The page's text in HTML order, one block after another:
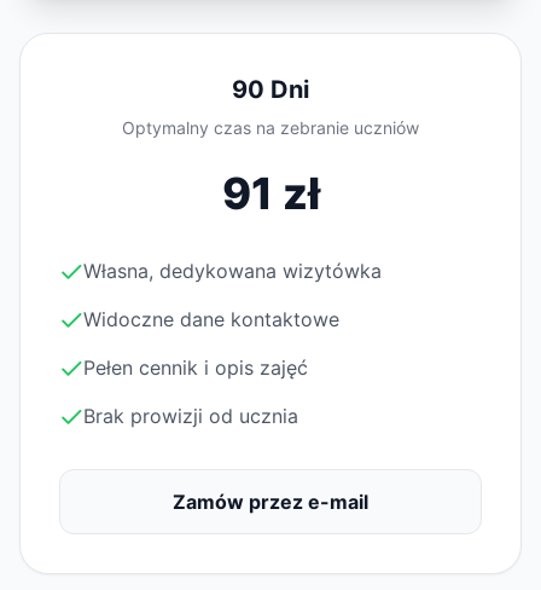
90 Dni
Optymalny czas na zebranie uczniów
91 zł
Własna, dedykowana wizytówka
Widoczne dane kontaktowe
Pełen cennik i opis zajęć
Brak prowizji od ucznia
Zamów przez e-mail